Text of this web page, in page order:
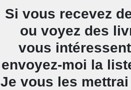
Si vous recevez
ou voyez des
vous
envoyez-moi la
Je vous les